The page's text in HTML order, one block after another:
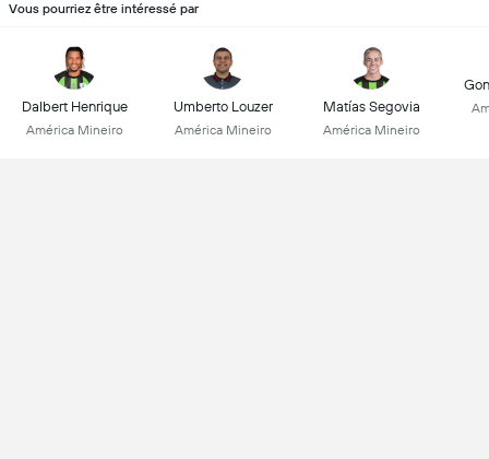
Vous pourriez être intéressé par
Dalbert Henrique
América Mineiro
Umberto Louzer
América Mineiro
Matías Segovia
América Mineiro